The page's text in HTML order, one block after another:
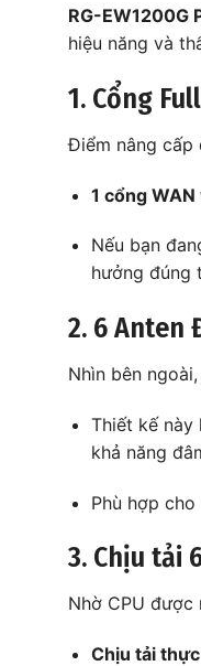
RG-EW1200G
hiệu năng và
1. Cổng
Điểm nâng cấp
1 cổng
Nếu bạn
hưởng đúng
2. 6 Anten
Nhìn bên
Thiết kế này
khả năng
Phù hợp
3. Chịu tải
Nhờ CPU được
Chịu tải